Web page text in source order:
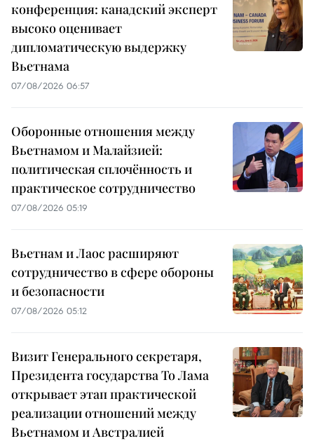
конференция: канадский эксперт
высоко оценивает
дипломатическую выдержку
Вьетнама
07/08/2026 06:57
Оборонные отношения между
Вьетнамом и Малайзией:
политическая сплочённость и
практическое сотрудничество
07/08/2026 05:19
Вьетнам и Лаос расширяют
сотрудничество в сфере обороны
и безопасности
07/08/2026 05:12
Визит Генерального секретаря,
Президента государства То Лама
открывает этап практической
реализации отношений между
Вьетнамом и Австралией